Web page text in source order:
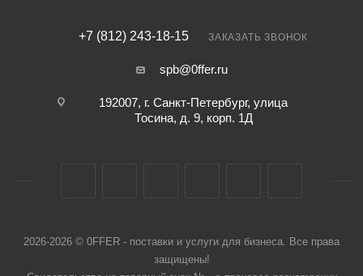
+7 (812) 243-18-15 ЗАКАЗАТЬ ЗВОНОК
spb@0ffer.ru
192007, г. Санкт-Петербург, улица
Тосина, д. 9, корп. 1Д
2026-2026 © 0FFER - поставки и услуги для бизнеса. Все права
защищены!